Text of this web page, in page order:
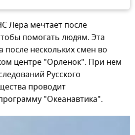
Лера мечтает после
помогать людям. Эта
после нескольких смен во
центре "Орленок". При нем
Русского
проводит
"Океанавтика".